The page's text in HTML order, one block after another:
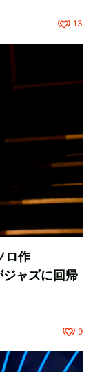
13
ロ作
ャズに回帰
9